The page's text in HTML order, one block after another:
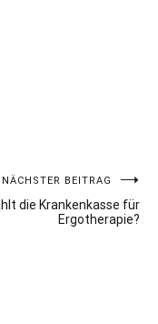
NÄCHSTER BEITRAG
die Krankenkasse für
Ergotherapie?